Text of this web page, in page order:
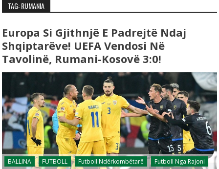
TAG: RUMANIA
Europa Si Gjithnjë E Padrejtë Ndaj
Shqiptarëve! UEFA Vendosi Në
Tavolinë, Rumani-Kosovë 3:0!
BALLINA FUTBOLL Futboll Ndërkombëtarë
Futboll Nga Rajoni